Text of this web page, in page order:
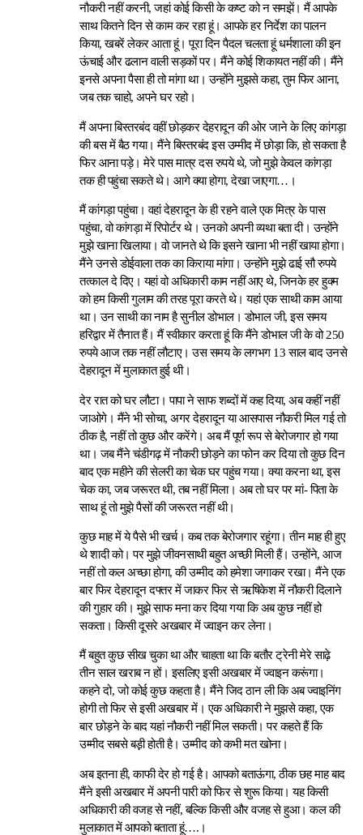
नौकरी नहीं करनी, जहां कोई किसी के कष्ट को न समझें। मैं आपके
साथ कितने दिन से काम कर रहा हूं। आपके हर निर्देश का पालन
किया, खबरें लेकर आता हूं। पूरा दिन पैदल चलता हूं धर्मशाला की इन
ऊंचाई और ढलान वाली सड़कों पर। मैंने कोई शिकायत नहीं की। मैंने
इनसे अपना पैसा ही तो मांगा था। उन्होंने मुझसे कहा, तुम फिर आना,
जब तक चाहो, अपने घर रहो।
मैं अपना बिस्तरबंद वहीं छोड़कर देहरादून की ओर जाने के लिए कांगड़ा
की बस में बैठ गया। मैंने बिस्तरबंद इस उम्मीद में छोड़ा कि, हो सकता है
फिर आना पड़े। मेरे पास मात्र दस रुपये थे, जो मुझे केवल कांगड़ा
तक ही पहुंचा सकते थे। आगे क्या होगा, देखा जाएगा…।
मैं कांगड़ा पहुंचा। वहां देहरादून के ही रहने वाले एक मित्र के पास
पहुंचा, वो कांगड़ा में रिपोर्टर थे। उनको अपनी व्यथा बता दी। उन्होंने
मुझे खाना खिलाया। वो जानते थे कि इसने खाना भी नहीं खाया होगा।
मैंने उनसे डोईवाला तक का किराया मांगा। उन्होंने मुझे ढाई सौ रुपये
तत्काल दे दिए। यहां वो अधिकारी काम नहीं आए थे, जिनके हर हुक्म
को हम किसी गुलाम की तरह पूरा करते थे। यहां एक साथी काम आया
था। उन साथी का नाम है सुनील डोभाल। डोभाल जी, इस समय
हरिद्वार में तैनात हैं। मैं स्वीकार करता हूं कि मैंने डोभाल जी के वो 250
रुपये आज तक नहीं लौटाए। उस समय के लगभग 13 साल बाद उनसे
देहरादून में मुलाकात हुई थी।
देर रात को घर लौटा। पापा ने साफ शब्दों में कह दिया, अब कहीं नहीं
जाओगे। मैंने भी सोचा, अगर देहरादून या आसपास नौकरी मिल गई तो
ठीक है, नहीं तो कुछ और करेंगे। अब मैं पूर्ण रूप से बेरोजगार हो गया
था। जब मैंने चंडीगढ़ में नौकरी छोड़ने का फोन कर दिया तो कुछ दिन
बाद एक महीने की सेलरी का चेक घर पहुंच गया। क्या करना था, इस
चेक का, जब जरूरत थी, तब नहीं मिला। अब तो घर पर मां- पिता के
साथ हूं तो मुझे पैसों की जरूरत नहीं थी।
कुछ माह में ये पैसे भी खर्च। कब तक बेरोजगार रहूंगा। तीन माह ही हुए
थे शादी को। पर मुझे जीवनसाथी बहुत अच्छी मिली हैं। उन्होंने, आज
नहीं तो कल अच्छा होगा, की उम्मीद को हमेशा जगाकर रखा। मैंने एक
बार फिर देहरादून दफ्तर में जाकर फिर से ऋषिकेश में नौकरी दिलाने
की गुहार की। मुझे साफ मना कर दिया गया कि अब कुछ नहीं हो
सकता। किसी दूसरे अखबार में ज्वाइन कर लेना।
मैं बहुत कुछ सीख चुका था और चाहता था कि बतौर ट्रेनी मेरे साढ़े
तीन साल खराब न हों। इसलिए इसी अखबार में ज्वाइन करूंगा।
कहने दो, जो कोई कुछ कहता है। मैंने जिद ठान ली कि अब ज्वाइनिंग
होगी तो फिर से इसी अखबार में। एक अधिकारी ने मुझसे कहा, एक
बार छोड़ने के बाद यहां नौकरी नहीं मिल सकती। पर कहते हैं कि
उम्मीद सबसे बड़़ी होती है। उम्मीद को कभी मत खोना।
अब इतना ही, काफी देर हो गई है। आपको बताऊंगा, ठीक छह माह बाद
मैंने इसी अखबार में अपनी पारी को फिर से शुरू किया। यह किसी
अधिकारी की वजह से नहीं, बल्कि किसी और वजह से हुआ। कल की
मुलाकात में आपको बताता हूं….।